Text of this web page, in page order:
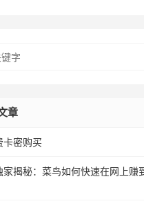
章
卡密购买
家揭秘：菜鸟如何快速在网上赚